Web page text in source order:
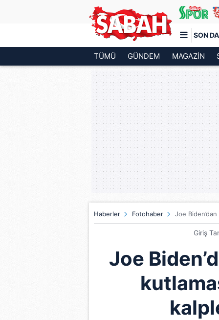
SON
Türkiye'nin en iyi haber sitesi
TÜMÜ GÜNDEM MAGAZİN
Haberler Fotohaber Joe
Giriş
Joe